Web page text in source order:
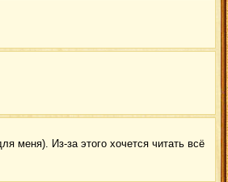
меня). Из-за этого хочется читать всё